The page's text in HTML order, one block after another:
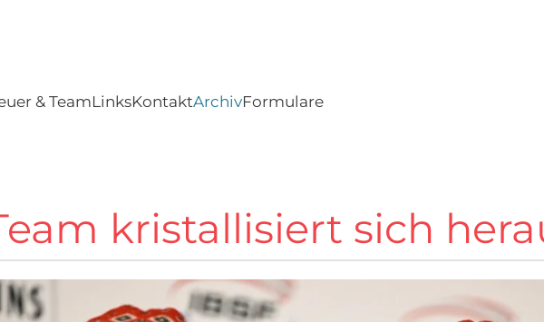
& TeamLinksKontaktArchivFormulare
kristallisiert sich